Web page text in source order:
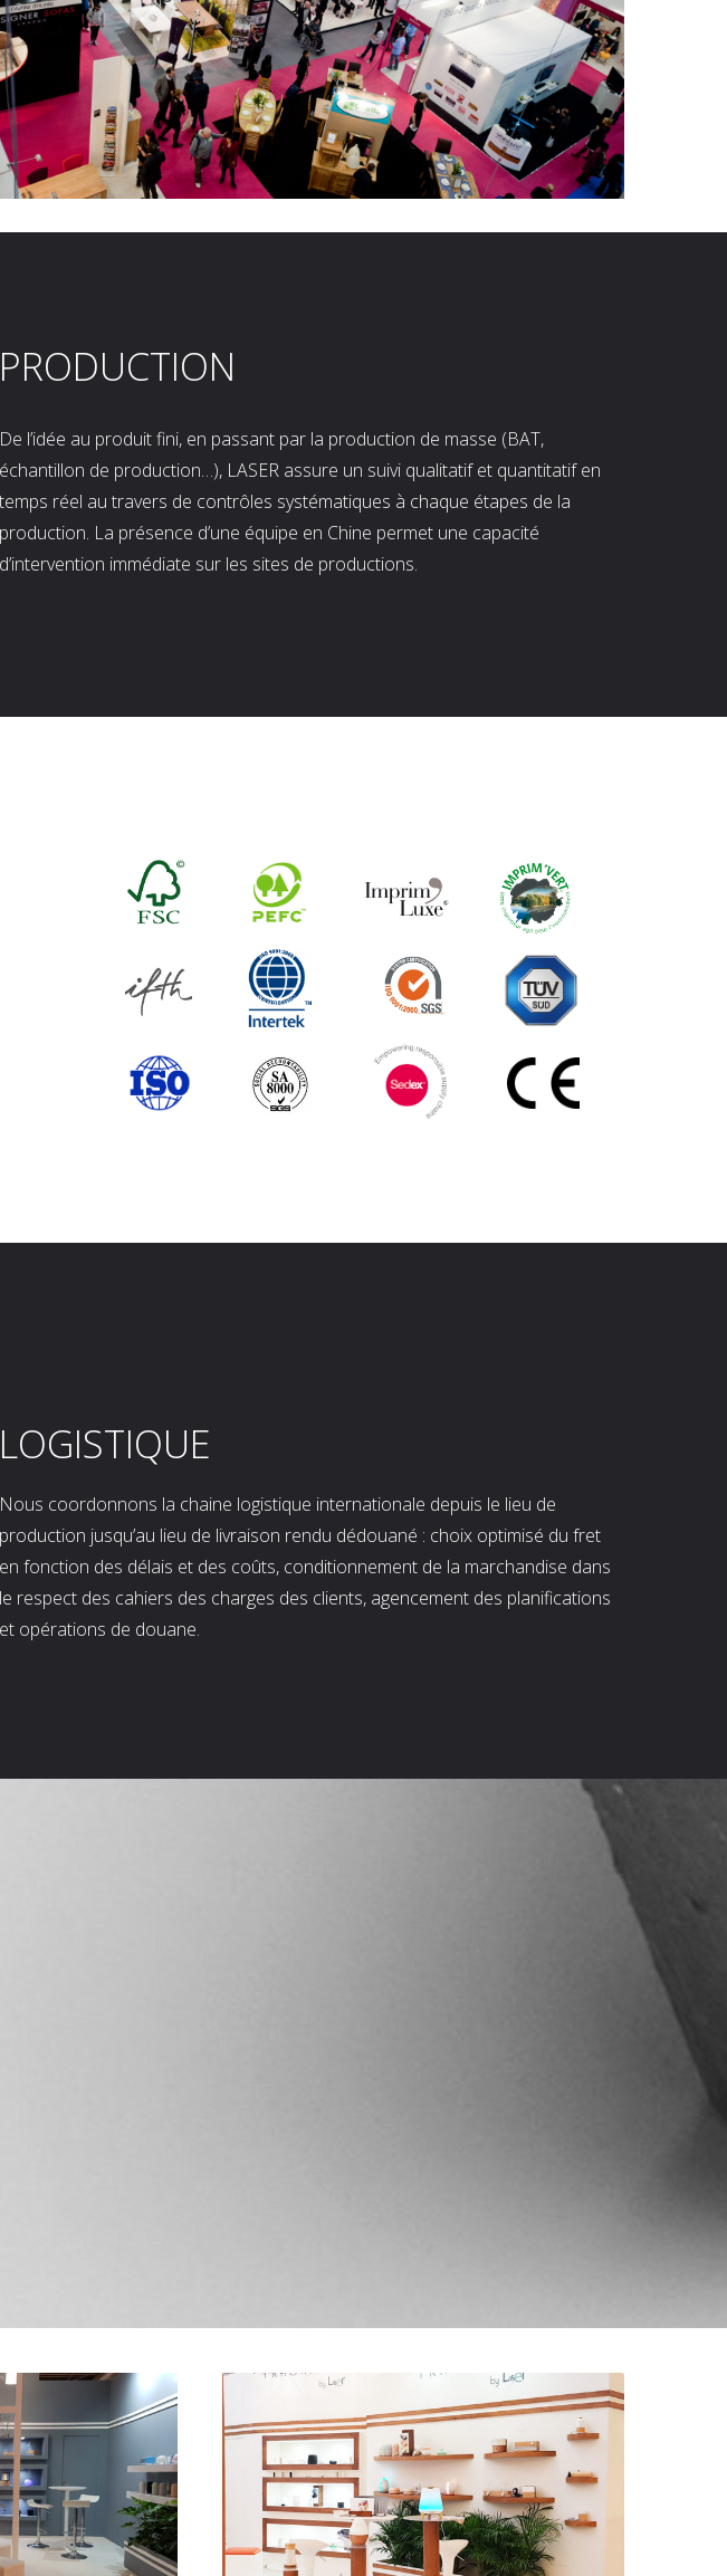
PRODUCTION
De l’idée au produit fini, en passant par la production de masse (BAT,
échantillon de production…), LASER assure un suivi qualitatif et quantitatif en
temps réel au travers de contrôles systématiques à chaque étapes de la
production. La présence d’une équipe en Chine permet une capacité
d’intervention immédiate sur les sites de productions.
LOGISTIQUE
Nous coordonnons la chaine logistique internationale depuis le lieu de
production jusqu’au lieu de livraison rendu dédouané : choix optimisé du fret
en fonction des délais et des coûts, conditionnement de la marchandise dans
le respect des cahiers des charges des clients, agencement des planifications
et opérations de douane.